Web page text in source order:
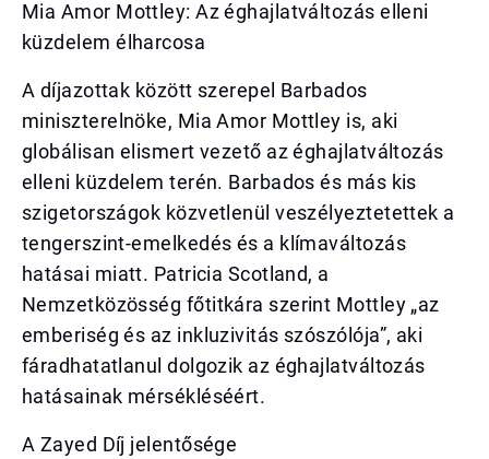
Mia Amor Mottley: Az éghajlatváltozás elleni
küzdelem élharcosa
A díjazottak között szerepel Barbados
miniszterelnöke, Mia Amor Mottley is, aki
globálisan elismert vezető az éghajlatváltozás
elleni küzdelem terén. Barbados és más kis
szigetországok közvetlenül veszélyeztetettek a
tengerszint-emelkedés és a klímaváltozás
hatásai miatt. Patricia Scotland, a
Nemzetközösség főtitkára szerint Mottley „az
emberiség és az inkluzivitás szószólója”, aki
fáradhatatlanul dolgozik az éghajlatváltozás
hatásainak mérsékléséért.
A Zayed Díj jelentősége